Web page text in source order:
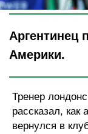
Америки.
Тренер
рассказал, как
вернулся в